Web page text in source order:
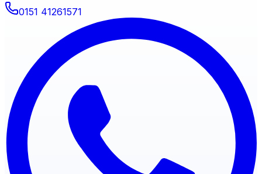
0151 41261571